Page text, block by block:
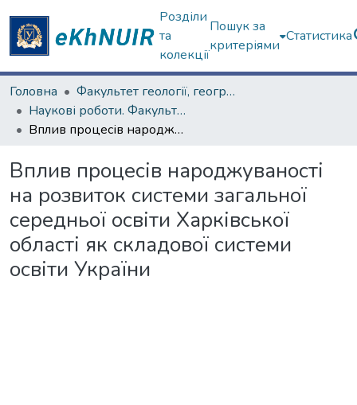
Розділи
та
колекції
Пошук за
критеріями
Статистика
Головна
Факультет геології, географіії, рекреації і туризму
Наукові роботи. Факультет геології, географіії, рекреації і туризму
Вплив процесів народжуваності на розвиток системи загальної середньої освіти Харківської області як складової системи освіти України
Вплив процесів народжуваності
на розвиток системи загальної
середньої освіти Харківської
області як складової системи
освіти України